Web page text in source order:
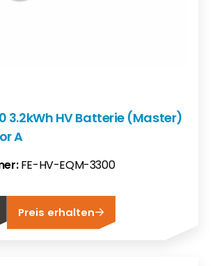
3.2kWh HV Batterie (Master)
A
FE-HV-EQM-3300
Preis erhalten